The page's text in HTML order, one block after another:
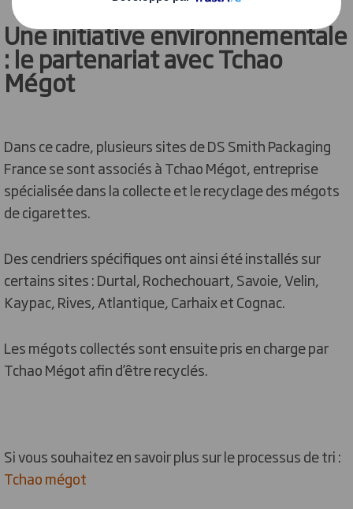
Une initiative environnementale
: le partenariat avec Tchao
Mégot
Dans ce cadre, plusieurs sites de DS Smith Packaging
France se sont associés à Tchao Mégot, entreprise
spécialisée dans la collecte et le recyclage des mégots
de cigarettes.
Des cendriers spécifiques ont ainsi été installés sur
certains sites : Durtal, Rochechouart, Savoie, Velin,
Kaypac, Rives, Atlantique, Carhaix et Cognac.
Les mégots collectés sont ensuite pris en charge par
Tchao Mégot afin d’être recyclés.
Si vous souhaitez en savoir plus sur le processus de tri :
Tchao mégot